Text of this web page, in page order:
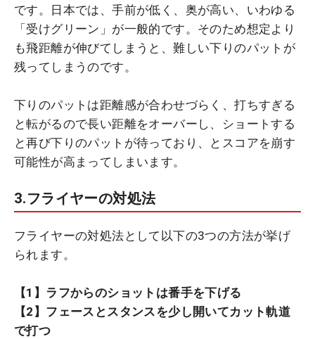
です。日本では、手前が低く、奥が高い、いわゆる
「受けグリーン」が一般的です。そのため想定より
も飛距離が伸びてしまうと、難しい下りのパットが
残ってしまうのです。
下りのパットは距離感が合わせづらく、打ちすぎる
と転がるので長い距離をオーバーし、ショートする
と再び下りのパットが待っており、とスコアを崩す
可能性が高まってしまいます。
3.フライヤーの対処法
フライヤーの対処法として以下の3つの方法が挙げ
られます。
【1】ラフからのショットは番手を下げる
【2】フェースとスタンスを少し開いてカット軌道
で打つ